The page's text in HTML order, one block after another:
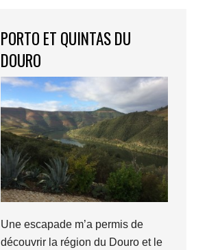
PORTO ET QUINTAS DU
DOURO
Une escapade m’a permis de
découvrir la région du Douro et le